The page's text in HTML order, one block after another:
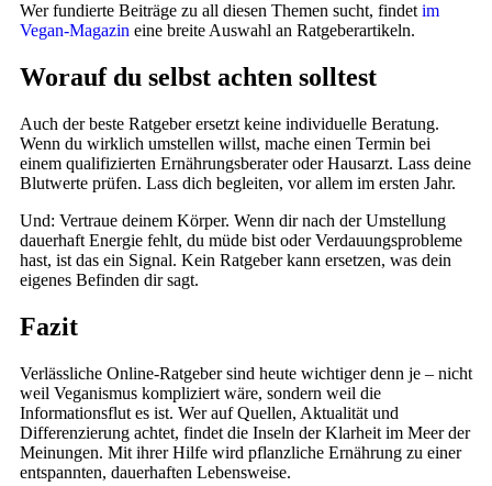
Wer fundierte Beiträge zu all diesen Themen sucht, findetim
Vegan-Magazin eine breite Auswahl an Ratgeberartikeln.
Worauf du selbst achten solltest
Auch der beste Ratgeber ersetzt keine individuelle Beratung.
Wenn du wirklich umstellen willst, mache einen Termin bei
einem qualifizierten Ernährungsberater oder Hausarzt. Lass deine
Blutwerte prüfen. Lass dich begleiten, vor allem im ersten Jahr.
Und: Vertraue deinem Körper. Wenn dir nach der Umstellung
dauerhaft Energie fehlt, du müde bist oder Verdauungsprobleme
hast, ist das ein Signal. Kein Ratgeber kann ersetzen, was dein
eigenes Befinden dir sagt.
Fazit
Verlässliche Online-Ratgeber sind heute wichtiger denn je – nicht
weil Veganismus kompliziert wäre, sondern weil die
Informationsflut es ist. Wer auf Quellen, Aktualität und
Differenzierung achtet, findet die Inseln der Klarheit im Meer der
Meinungen. Mit ihrer Hilfe wird pflanzliche Ernährung zu einer
entspannten, dauerhaften Lebensweise.